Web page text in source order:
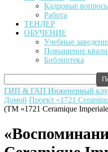
Кадровые
Работа
ТЕНДЕР
ОБУЧЕНИЕ
Учебные
Повышение
Библиотека
ГИП & ГАП Инженерный
Домой Проект «1721
(ТМ «1721 Ceramique